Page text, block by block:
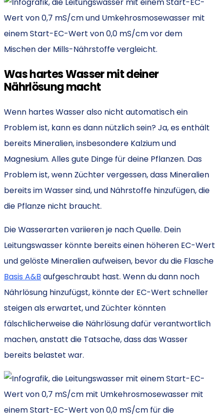
Was hartes Wasser mit deiner
Nährlösung macht
Wenn hartes Wasser also nicht automatisch ein
Problem ist, kann es dann nützlich sein? Ja, es enthält
bereits Mineralien, insbesondere Kalzium und
Magnesium. Alles gute Dinge für deine Pflanzen. Das
Problem ist, wenn Züchter vergessen, dass Mineralien
bereits im Wasser sind, und Nährstoffe hinzufügen, die
die Pflanze nicht braucht.
Die Wasserarten variieren je nach Quelle. Dein
Leitungswasser könnte bereits einen höheren EC-Wert
und gelöste Mineralien aufweisen, bevor du die Flasche
Basis A&B aufgeschraubt hast. Wenn du dann noch
Nährlösung hinzufügst, könnte der EC-Wert schneller
steigen als erwartet, und Züchter könnten
fälschlicherweise die Nährlösung dafür verantwortlich
machen, anstatt die Tatsache, dass das Wasser
bereits belastet war.